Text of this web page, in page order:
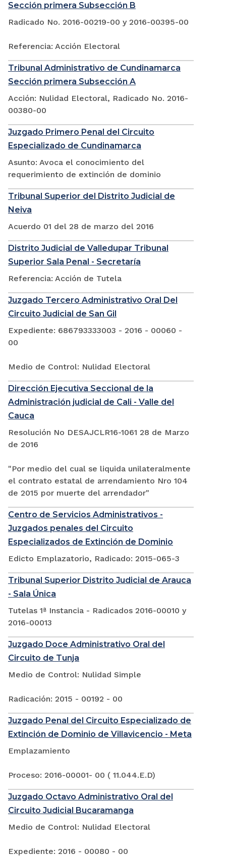
Sección primera Subsección B
Radicado No. 2016-00219-00 y 2016-00395-00
Referencia: Acción Electoral
Tribunal Administrativo de Cundinamarca
Sección primera Subsección A
Acción: Nulidad Electoral, Radicado No. 2016-
00380-00
Juzgado Primero Penal del Circuito
Especializado de Cundinamarca
Asunto: Avoca el conocimiento del
requerimiento de extinción de dominio
Tribunal Superior del Distrito Judicial de
Neiva
Acuerdo 01 del 28 de marzo del 2016
Distrito Judicial de Valledupar Tribunal
Superior Sala Penal - Secretaría
Referencia: Acción de Tutela
Juzgado Tercero Administrativo Oral Del
Circuito Judicial de San Gil
Expediente: 686793333003 - 2016 - 00060 -
00
Medio de Control: Nulidad Electoral
Dirección Ejecutiva Seccional de la
Administración judicial de Cali - Valle del
Cauca
Resolución No DESAJCLR16-1061 28 de Marzo
de 2016
"Por medio del cual se liquida unilateralmente
el contrato estatal de arrendamiento Nro 104
de 2015 por muerte del arrendador"
Centro de Servicios Administrativos -
Juzgados penales del Circuito
Especializados de Extinción de Dominio
Edicto Emplazatorio, Radicado: 2015-065-3
Tribunal Superior Distrito Judicial de Arauca
- Sala Única
Tutelas 1ª Instancia - Radicados 2016-00010 y
2016-00013
Juzgado Doce Administrativo Oral del
Circuito de Tunja
Medio de Control: Nulidad Simple
Radicación: 2015 - 00192 - 00
Juzgado Penal del Circuito Especializado de
Extinción de Dominio de Villavicencio - Meta
Emplazamiento
Proceso: 2016-00001- 00 ( 11.044.E.D)
Juzgado Octavo Administrativo Oral del
Circuito Judicial Bucaramanga
Medio de Control: Nulidad Electoral
Expediente: 2016 - 00080 - 00